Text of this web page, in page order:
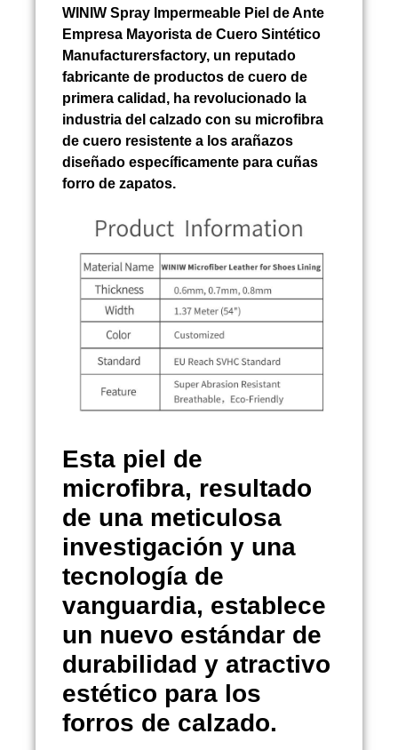
WINIW Spray Impermeable Piel de Ante
Empresa Mayorista de Cuero Sintético
Manufacturersfactory, un reputado
fabricante de productos de cuero de
primera calidad, ha revolucionado la
industria del calzado con su microfibra
de cuero resistente a los arañazos
diseñado específicamente para cuñas
forro de zapatos.
Esta piel de
microfibra, resultado
de una meticulosa
investigación y una
tecnología de
vanguardia, establece
un nuevo estándar de
durabilidad y atractivo
estético para los
forros de calzado.